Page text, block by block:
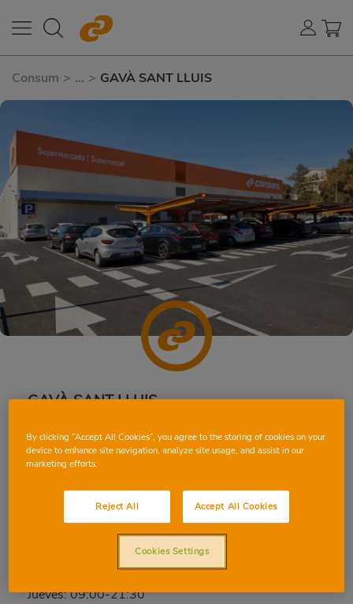
Consum > ... > GAVÀ SANT LLUIS
GAVÀ SANT LLUIS
Sant Lluis, 63, 08850, GAVÀ, BARCELONA
Teléfono: 936 35 52 00
Domingo: Cerrado
Lunes: 09:00-21:30
Martes: 09:00-21:30
Miércoles: 09:00-21:30
Jueves: 09:00-21:30
By clicking “Accept All Cookies”, you agree to the storing of cookies on your
device to enhance site navigation, analyze site usage, and assist in our
marketing efforts.
Reject All Accept All Cookies
Cookies Settings